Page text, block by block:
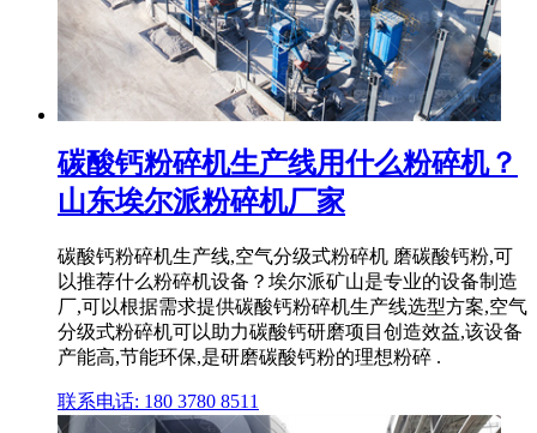
碳酸钙粉碎机生产线用什么粉碎机？
山东埃尔派粉碎机厂家
碳酸钙粉碎机生产线,空气分级式粉碎机 磨碳酸钙粉,可
以推荐什么粉碎机设备？埃尔派矿山是专业的设备制造
厂,可以根据需求提供碳酸钙粉碎机生产线选型方案,空气
分级式粉碎机可以助力碳酸钙研磨项目创造效益,该设备
产能高,节能环保,是研磨碳酸钙粉的理想粉碎 .
联系电话: 180 3780 8511